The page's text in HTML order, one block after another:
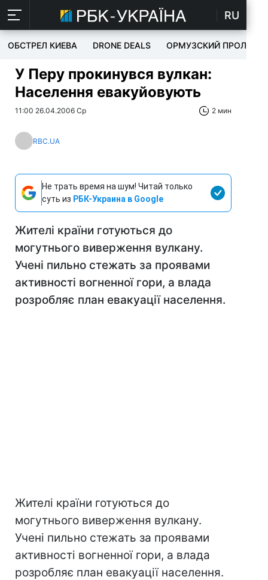
RU
ОБСТРЕЛ КИЕВА DRONE DEALS ОРМУЗСКИЙ ПРОЛИВ
У Перу прокинувся вулкан:
Населення евакуйовують
11:00 26.04.2006 Ср 2 мин
RBC.UA
Не трать время на шум! Читай только
суть из РБК-Украина в Google
Жителі країни готуються до
могутнього виверження вулкану.
Учені пильно стежать за проявами
активності вогненної гори, а влада
розробляє план евакуації населення.
Жителі країни готуються до
могутнього виверження вулкану.
Учені пильно стежать за проявами
активності вогненної гори, а влада
розробляє план евакуації населення.